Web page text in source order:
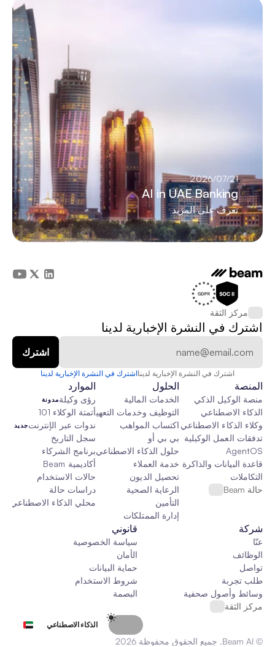
21‏/07‏/2026
AI in UAE Banking
تعرف على المزيد
مركز الثقة
اشترك في النشرة الإخبارية لدينا
اشترك في النشرة الإخبارية لدينااشترك في النشرة الإخبارية لدينا
المنصة
منصة الوكيل الذكي
الذكاء الاصطناعي
وكلاء الذكاء الاصطناعي
تدفقات العمل الوكيلية
AgentOS
قاعدة البيانات والذاكرة والقماش
التكاملات
حالة Beam
الحلول
الخدمات المالية
التوظيف وخدمات التعهيد الخارجي
اكتساب المواهب
بي بي أو
حلول الذكاء الاصطناعي المخصصة
خدمة العملاء
تحصيل الديون
الرعاية الصحية
التأمين
إدارة الممتلكات
الموارد
رؤى وكيلةمدونة
أتمتة الوكلاء 101
ندوات عبر الإنترنتجديد
سجل التاريخ
برنامج الشركاء
أكاديمية Beam
حالات الاستخدام
دراسات حالة
محلي الذكاء الاصطناعي
شركة
عنّا
الوظائف
تواصل
طلب تجربة
وسائط وأصول صحفية
مركز الثقة
قانوني
سياسة الخصوصية
الأمان
حماية البيانات
شروط الاستخدام
البصمة
© Beam AI. جميع الحقوق محفوظة 2026
Select Language
الذكاء الاصطناعي